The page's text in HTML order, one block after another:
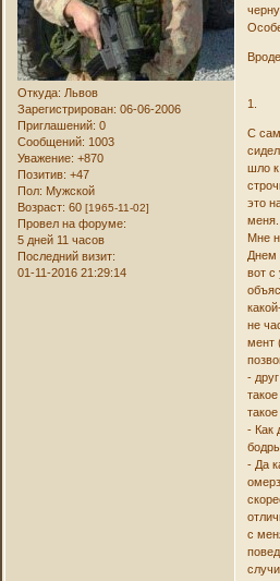
Откуда: Львов
Зарегистрирован: 06-06-2006
Приглашений: 0
Сообщений: 1003
Уважение: +870
Позитив: +47
Пол: Мужской
Возраст: 60[1965-11-02]
Провел на форуме:
5 дней 11 часов
Последний визит:
01-11-2016 21:29:14
1.
С
шло к
это
меня.
Мне
Днем
вот с
не
мент
-
- Как
- Да
с